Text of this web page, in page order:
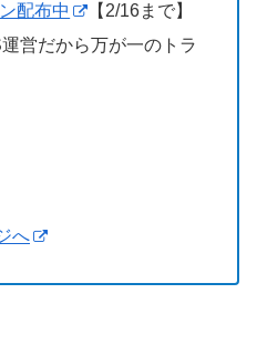
配布中
【2/16まで】
営だから万が一のトラ
へ